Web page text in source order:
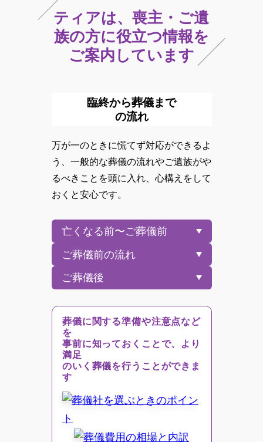
ティアは、喪主・ご遺
族の方に役立つ情報を
ご案内しています
臨終から葬儀まで
の流れ
万が一のときに慌てず対応ができるよ
う、一般的な葬儀の流れやご遺族がや
るべきことを頭に入れ、心構えをして
おくと安心です。
亡くなる前〜ご葬儀前
ご葬儀前の流れ
ご葬儀後
葬儀に関する準備や注意点など
を
事前に知っておくことで、より
満足
のいく葬儀を行うことができま
す